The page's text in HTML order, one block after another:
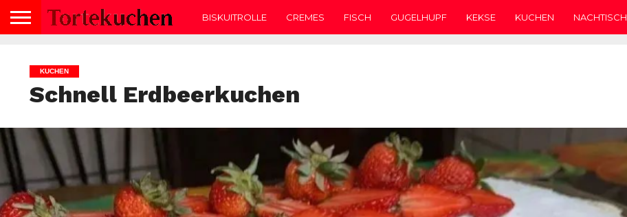
BISKUITROLLE CREMES FISCH GUGELHUPF KEKSE KUCHEN NACHTISCH
KUCHEN
Schnell Erdbeerkuchen